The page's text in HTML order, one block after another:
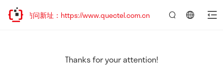
，欢迎访问新址：https://www.quectel.com.cn
Thanks for your attention!